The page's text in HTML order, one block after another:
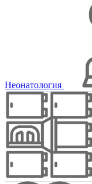
Неонатология